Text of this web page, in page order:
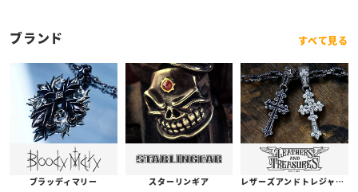
ブランド すべて見る
ブラッディマリー スターリンギア レザーズアンドトレジャーズ